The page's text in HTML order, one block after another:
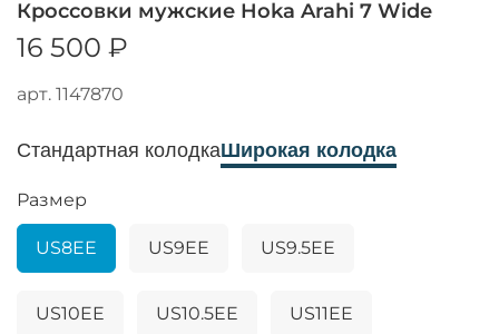
арт. 1147870
Кроссовки мужские Hoka Arahi 7 Wide
16 500 ₽
Размер
US8EE US9EE US9.5EE
US10EE US10.5EE US11EE
Стандартная колодкаШирокая колодка